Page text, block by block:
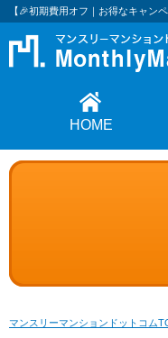
【🎉初期費用オフ｜お得なキャン
HOME
マンスリーマンションドットコム